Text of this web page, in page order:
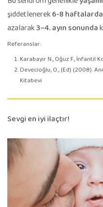
şiddetlenerek6-8 haftalarda
azalarak3–4. ayın sonunda
Referanslar:
Karabayır N., Oğuz F., İnfantil
Devecioğlu, O., (Ed) (2008).
Kitabevi
Sevgi en iyi ilaçtır!